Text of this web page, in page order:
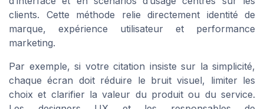
clients. Cette méthode relie directement identité de
marque, expérience utilisateur et performance
marketing.
Par exemple, si votre citation insiste sur la simplicité,
chaque écran doit réduire le bruit visuel, limiter les
choix et clarifier la valeur du produit ou du service.